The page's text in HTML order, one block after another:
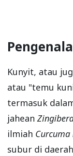
Kunyit, atau
atau "temu
termasuk
jahean
ilmiah
subur di